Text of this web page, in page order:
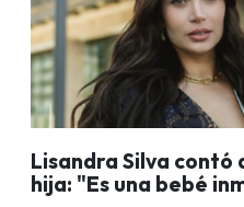
Lisandra Silva
hija: "Es una bebé